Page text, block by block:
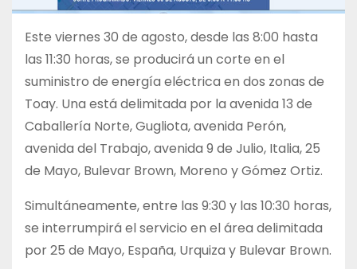
Este viernes 30 de agosto, desde las 8:00 hasta
las 11:30 horas, se producirá un corte en el
suministro de energía eléctrica en dos zonas de
Toay. Una está delimitada por la avenida 13 de
Caballería Norte, Gugliota, avenida Perón,
avenida del Trabajo, avenida 9 de Julio, Italia, 25
de Mayo, Bulevar Brown, Moreno y Gómez Ortiz.
Simultáneamente, entre las 9:30 y las 10:30 horas,
se interrumpirá el servicio en el área delimitada
por 25 de Mayo, España, Urquiza y Bulevar Brown.